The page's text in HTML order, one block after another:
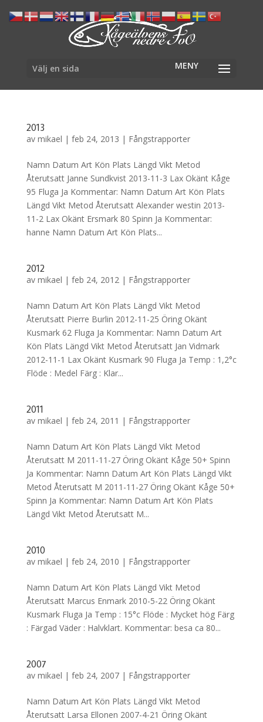
Välj en sida
2013
av mikael | feb 24, 2013 | Fångstrapporter
Namn Datum Art Kön Plats Längd Vikt Metod
Återutsatt Janne Sundkvist 2013-11-3 Lax Okänt Kåge
95 Fluga Ja Kommentar: Namn Datum Art Kön Plats
Längd Vikt Metod Återutsatt Alexander westin 2013-
11-2 Lax Okänt Ersmark 80 Spinn Ja Kommentar:
hanne Namn Datum Art Kön Plats...
2012
av mikael | feb 24, 2012| Fångstrapporter
Namn Datum Art Kön Plats Längd Vikt Metod
Återutsatt Pierre Burlin 2012-11-25 Öring Okänt
Kusmark 62 Fluga Ja Kommentar: Namn Datum Art
Kön Plats Längd Vikt Metod Återutsatt Jan Vidmark
2012-11-1 Lax Okänt Kusmark 90 Fluga Ja Temp : 1,2°c
Flöde : Medel Färg : Klar...
2011
av mikael | feb 24, 2011 | Fångstrapporter
Namn Datum Art Kön Plats Längd Vikt Metod
Återutsatt M 2011-11-27 Öring Okänt Kåge 50+ Spinn
Ja Kommentar: Namn Datum Art Kön Plats Längd Vikt
Metod Återutsatt M 2011-11-27 Öring Okänt Kåge 50+
Spinn Ja Kommentar: Namn Datum Art Kön Plats
Längd Vikt Metod Återutsatt M...
2010
av mikael | feb 24, 2010 | Fångstrapporter
Namn Datum Art Kön Plats Längd Vikt Metod
Återutsatt Marcus Enmark 2010-5-22 Öring Okänt
Kusmark Fluga Ja Temp : 15°c Flöde : Mycket hög Färg
: Färgad Väder : Halvklart. Kommentar: besa ca 80...
2007
av mikael | feb 24, 2007| Fångstrapporter
Namn Datum Art Kön Plats Längd Vikt Metod
Återutsatt Larsa Ellonen 2007-4-21 Öring Okänt